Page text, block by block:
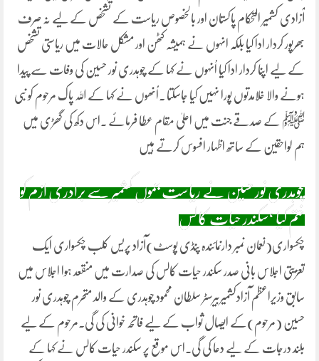
آزادی کشمیر التحکام پاکستان اور بالخصوص ریاست کے تشخص کے لیے نہ صرف
بھرپور کردار ادا کیا بلکہ انہوں نے ہمیشہ کٹھن اور مشکل حالات میں ریاستی تشخص
کے لیے اپنا کردار ادا کیا اُنہوں نے کہا کے چوہدری نور حسین کی وفات سے پیدا
ہونے والا خلامدتوں پورا نہیں کیا جاسکتا ۔اُنھوں نے کہا کے اللہ پاک مرحوم کو نبی
ﷺ کے صدقے جنت میں اعلیٰ مقام عطا فرمائے ۔اس دکھ کی گھڑی میں
ہم لواحقین کے ساتھ اظہار افسوس کرتے ہیں
چوہدری نور حسین نے ریاست جموں کشمیر سے برادری ازم کو
ختم کیا ‘سکندر حیات کالس
چکسواری(نعمان نمبر دارنمائندہ پنڈی پوسٹ)آزاد پریس کلب چکسواری ایک
تعزیتی اجلاس بانی صدر سکندر حیات کالس کی صدارت میں منقعد ہوا اجلاس میں
سابق وزیراعظم آزادکشمیربیرسٹر سلطان محمود چوہدری کے والد متحرم چوہدری نور
حسین (مرحوم)کے ایصال ثواب کے لیے فاتحہ خوانی کی گی۔مرحوم کے لیے
بلند درجات کے لیے دعا کی گی۔اس موقع پر سکندر حیات کالس نے کہا کے